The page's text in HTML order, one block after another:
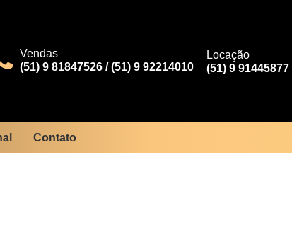
Vendas
(51) 9 81847526 / (51) 9 92214010
Locação
(51) 9 91445877
Contato